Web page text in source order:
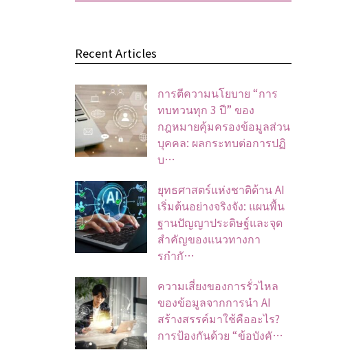
Recent Articles
การตีความนโยบาย “การ
ทบทวนทุก 3 ปี” ของ
กฎหมายคุ้มครองข้อมูลส่วน
บุคคล: ผลกระทบต่อการปฏิ
บ…
ยุทธศาสตร์แห่งชาติด้าน AI
เริ่มต้นอย่างจริงจัง: แผนพื้น
ฐานปัญญาประดิษฐ์และจุด
สำคัญของแนวทางกา
รกำกั…
ความเสี่ยงของการรั่วไหล
ของข้อมูลจากการนำ AI
สร้างสรรค์มาใช้คืออะไร?
การป้องกันด้วย “ข้อบังคั…